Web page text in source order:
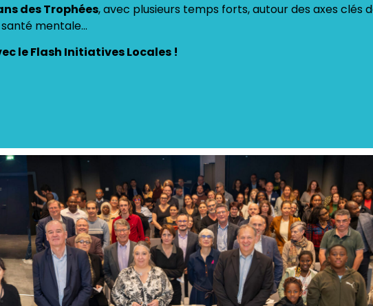
des Trophées, avec plusieurs temps forts, autour des axes clés
mentale…
le Flash Initiatives Locales !